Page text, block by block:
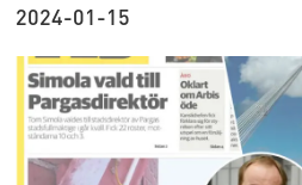
2024-01-15